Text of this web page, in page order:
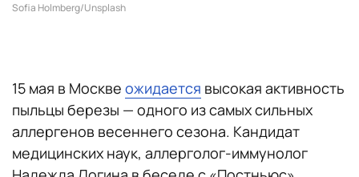
Sofia Holmberg/Unsplash
15 мая в Москве ожидается высокая активность
пыльцы березы — одного из самых сильных
аллергенов весеннего сезона. Кандидат
медицинских наук, аллерголог-иммунолог